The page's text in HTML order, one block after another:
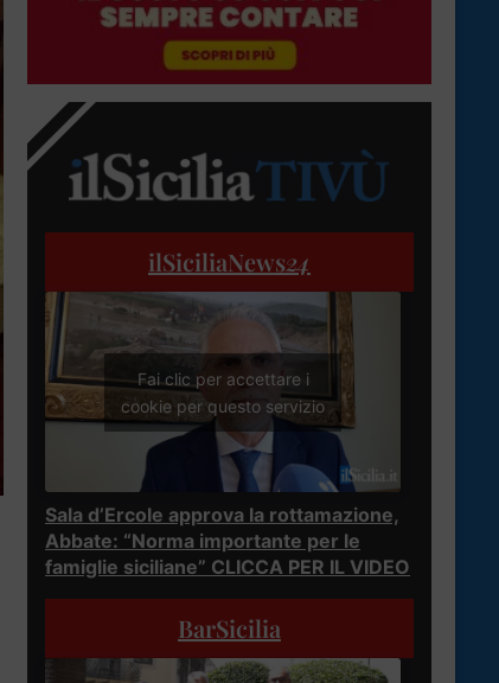
ilSiciliaNews24
Fai clic per accettare i
cookie per questo servizio
Sala d’Ercole approva la rottamazione,
Abbate: “Norma importante per le
famiglie siciliane” CLICCA PER IL VIDEO
BarSicilia